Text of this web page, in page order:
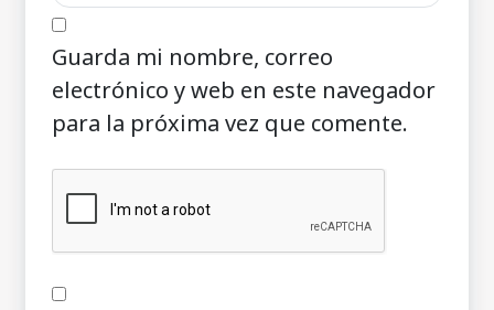
Guarda mi nombre, correo
electrónico y web en este navegador
para la próxima vez que comente.